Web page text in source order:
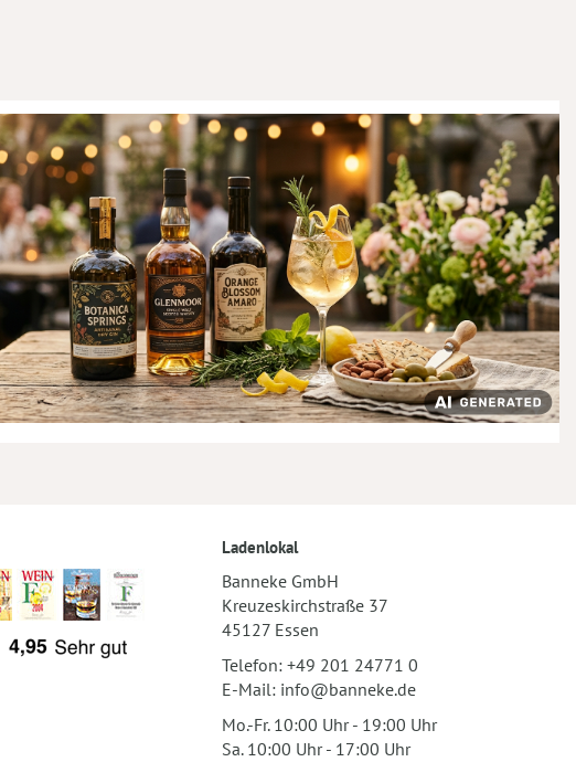
Ladenlokal
Banneke GmbH
Kreuzeskirchstraße 37
45127 Essen
Telefon: +49 201 24771 0
E-Mail: info@banneke.de
Mo.-Fr. 10:00 Uhr - 19:00 Uhr
Sa. 10:00 Uhr - 17:00 Uhr